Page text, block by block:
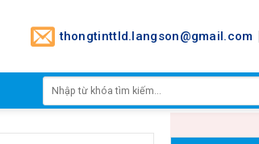
thongtinttld.langson@gmail.com